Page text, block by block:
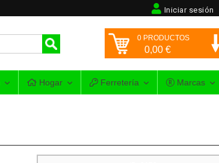
Iniciar sesión
0 PRODUCTOS
0,00 €
Hogar Ferretería Marcas